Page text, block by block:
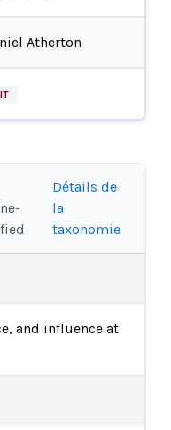
Atherton
Détails de
la
taxonomie
and influence at